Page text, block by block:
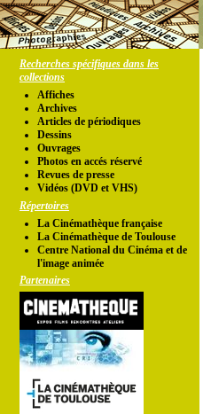
Recherches spécifiques dans les
collections
Affiches
Archives
Articles de périodiques
Dessins
Ouvrages
Photos en accés réservé
Revues de presse
Vidéos (DVD et VHS)
Répertoires
La Cinémathèque française
La Cinémathèque de Toulouse
Centre National du Cinéma et de
l'image animée
Partenaires